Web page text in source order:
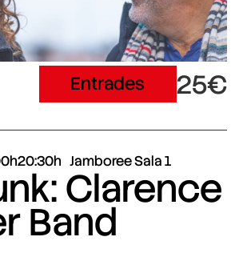
Entrades 25€
20:30h Jamboree Sala 1
Clarence
Band